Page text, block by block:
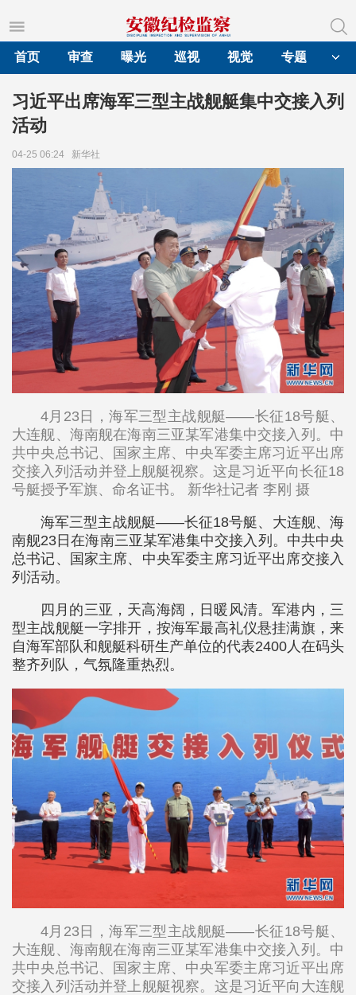
首页
审查 曝光 巡视 视觉 专题
习近平出席海军三型主战舰艇集中交接入列
活动
04-25 06:24 新华社
4月23日，海军三型主战舰艇——长征18号艇、
大连舰、海南舰在海南三亚某军港集中交接入列。中
共中央总书记、国家主席、中央军委主席习近平出席
交接入列活动并登上舰艇视察。这是习近平向长征18
号艇授予军旗、命名证书。 新华社记者 李刚 摄
海军三型主战舰艇——长征18号艇、大连舰、海
南舰23日在海南三亚某军港集中交接入列。中共中央
总书记、国家主席、中央军委主席习近平出席交接入
列活动。
四月的三亚，天高海阔，日暖风清。军港内，三
型主战舰艇一字排开，按海军最高礼仪悬挂满旗，来
自海军部队和舰艇科研生产单位的代表2400人在码头
整齐列队，气氛隆重热烈。
4月23日，海军三型主战舰艇——长征18号艇、
大连舰、海南舰在海南三亚某军港集中交接入列。中
共中央总书记、国家主席、中央军委主席习近平出席
交接入列活动并登上舰艇视察。这是习近平向大连舰